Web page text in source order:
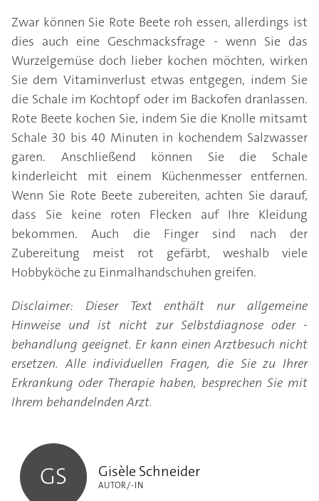
Zwar können Sie Rote Beete roh essen, allerdings ist
dies auch eine Geschmacksfrage - wenn Sie das
Wurzelgemüse doch lieber kochen möchten, wirken
Sie dem Vitaminverlust etwas entgegen, indem Sie
die Schale im Kochtopf oder im Backofen dranlassen.
Rote Beete kochen Sie, indem Sie die Knolle mitsamt
Schale 30 bis 40 Minuten in kochendem Salzwasser
garen. Anschließend können Sie die Schale
kinderleicht mit einem Küchenmesser entfernen.
Wenn Sie Rote Beete zubereiten, achten Sie darauf,
dass Sie keine roten Flecken auf Ihre Kleidung
bekommen. Auch die Finger sind nach der
Zubereitung meist rot gefärbt, weshalb viele
Hobbyköche zu Einmalhandschuhen greifen.
Disclaimer: Dieser Text enthält nur allgemeine
Hinweise und ist nicht zur Selbstdiagnose oder -
behandlung geeignet. Er kann einen Arztbesuch nicht
ersetzen. Alle individuellen Fragen, die Sie zu Ihrer
Erkrankung oder Therapie haben, besprechen Sie mit
Ihrem behandelnden Arzt.
GS Gisèle Schneider
AUTOR/-IN